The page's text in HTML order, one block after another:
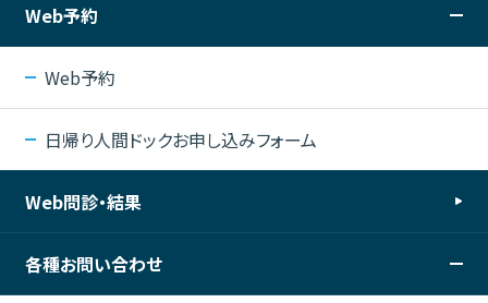
Web予約
Web予約
日帰り人間ドックお申し込みフォーム
Web問診・結果
各種お問い合わせ